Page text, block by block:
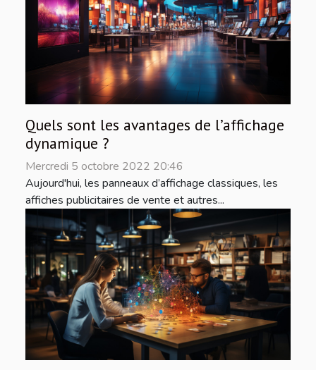
Quels sont les avantages de l’affichage
dynamique ?
Mercredi 5 octobre 2022 20:46
Aujourd'hui, les panneaux d’affichage classiques, les
affiches publicitaires de vente et autres...